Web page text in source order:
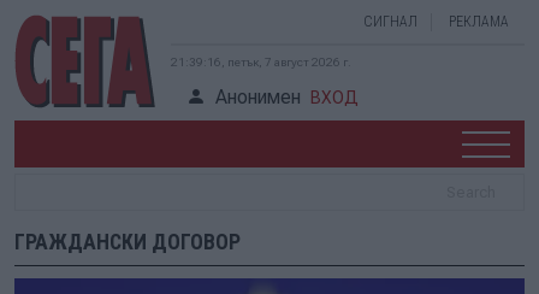
СИГНАЛ РЕКЛАМА
21:39:16, петък, 7 август 2026 г.
Анонимен ВХОД
ГРАЖДАНСКИ ДОГОВОР